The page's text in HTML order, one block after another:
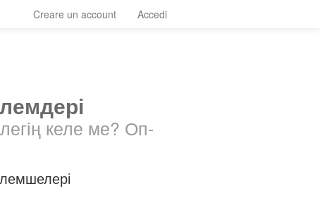
Creare un account Accedi
келе ме? Оп-